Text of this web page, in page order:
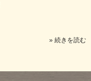
» 続きを読む